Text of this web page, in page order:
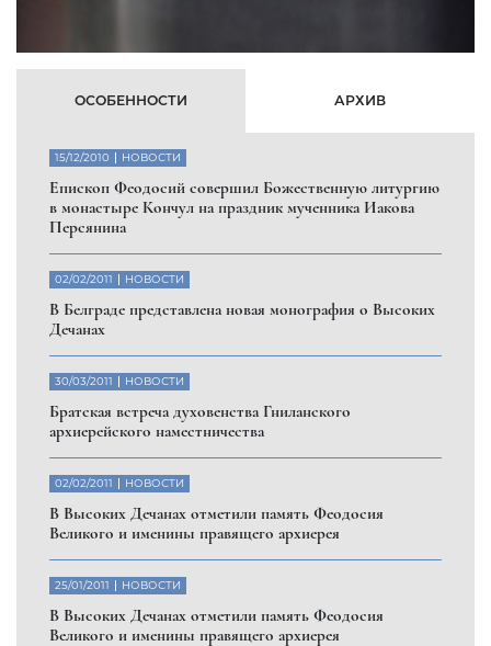
ОСОБЕННОСТИ АРХИВ
15/12/2010 НОВОСТИ
Eпископ Феодосий совершил Божественную литургию
в монастыре Кончул на праздник мученника Иакова
Персянина
02/02/2011 НОВОСТИ
В Белграде представлена новая монография о Высоких
Дечанах
30/03/2011 НОВОСТИ
Братская встреча духовенства Гниланского
архиерейского наместничества
02/02/2011 НОВОСТИ
В Высоких Дечанах отметили память Феодосия
Великого и именины правящего архиерея
25/01/2011 НОВОСТИ
В Высоких Дечанах отметили память Феодосия
Великого и именины правящего архиерея